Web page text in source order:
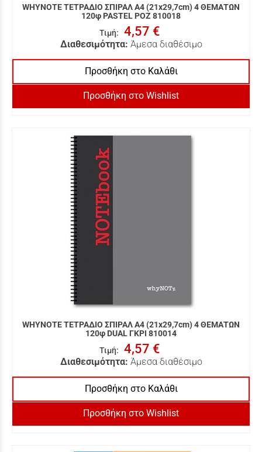
WHYNOTE ΤΕΤΡΑΔΙΟ ΣΠΙΡΑΛ Α4 (21x29,7cm) 4 ΘΕΜΑΤΩΝ
120φ PASTEL ΡΟΖ 810018
Τιμή: 4,57 €
Διαθεσιμότητα: Άμεσα διαθέσιμο
Προσθήκη στο Καλάθι
Προσθήκη στο Wishlist
WHYNOTE ΤΕΤΡΑΔΙΟ ΣΠΙΡΑΛ Α4 (21x29,7cm) 4 ΘΕΜΑΤΩΝ
120φ DUAL ΓΚΡΙ 810014
Τιμή: 4,57 €
Διαθεσιμότητα: Άμεσα διαθέσιμο
Προσθήκη στο Καλάθι
Προσθήκη στο Wishlist